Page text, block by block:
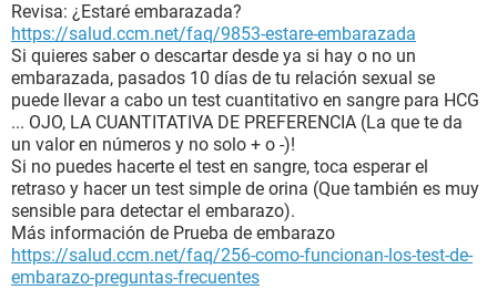
Revisa: ¿Estaré embarazada?
https://salud.ccm.net/faq/9853-estare-embarazada
Si quieres saber o descartar desde ya si hay o no un
embarazada, pasados 10 días de tu relación sexual se
puede llevar a cabo un test cuantitativo en sangre para HCG
... OJO, LA CUANTITATIVA DE PREFERENCIA (La que te da
un valor en números y no solo + o -)!
Si no puedes hacerte el test en sangre, toca esperar el
retraso y hacer un test simple de orina (Que también es muy
sensible para detectar el embarazo).
Más información de Prueba de embarazo
https://salud.ccm.net/faq/256-como-funcionan-los-test-de-
embarazo-preguntas-frecuentes